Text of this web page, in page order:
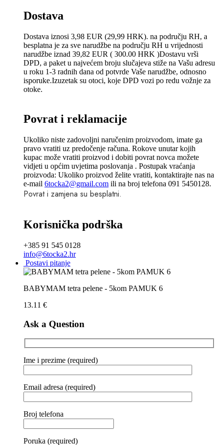
Dostava
Dostava iznosi 3,98 EUR (29,99 HRK). na području RH, a
besplatna je za sve narudžbe na području RH u vrijednosti
narudžbe iznad 39,82 EUR ( 300.00 HRK )Dostavu vrši
DPD, a paket u najvećem broju slučajeva stiže na Vašu adresu
u roku 1-3 radnih dana od potvrde Vaše narudžbe, odnosno
isporuke.Izuzetak su otoci, koje DPD vozi po redu vožnje za
otoke.
Povrat i reklamacije
Ukoliko niste zadovoljni naručenim proizvodom, imate ga
pravo vratiti uz predočenje računa. Rokove unutar kojih
kupac može vratiti proizvod i dobiti povrat novca možete
vidjeti u općim uvjetima poslovanja . Postupak vraćanja
proizvoda: Ukoliko proizvod želite vratiti, kontaktirajte nas na
e-mail 6tocka2@gmail.com ili na broj telefona 091 5450128.
Povrat i zamjena su besplatni.
Korisnička podrška
+385 91 545 0128
info@6tocka2.hr
Postavi pitanje
BABYMAM tetra pelene - 5kom PAMUK 6
13.11 €
Ask a Question
Ime i prezime (required)
Email adresa (required)
Broj telefona
Poruka (required)